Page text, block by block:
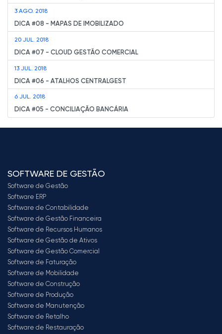
3 AGO. 2018
DICA #08 - MAPAS DE IMOBILIZADO
20 JUL. 2018
DICA #07 - CLOUD GESTÃO COMERCIAL
13 JUL. 2018
DICA #06 - ATALHOS CENTRALGEST
6 JUL. 2018
DICA #05 - CONCILIAÇÃO BANCÁRIA
SOFTWARE DE GESTÃO
Software de Gestão
Software ERP
Software de Contabilidade
Software de Gestão Financeira
Software de Recursos Humanos
Software de Gestão de Ativos
Software de Gestão Comercial
Software de Faturação
Software de Mobilidade
Software de Construção
Software de Produção
Software de Manutenção
Software de Retalho
Software de Restauração